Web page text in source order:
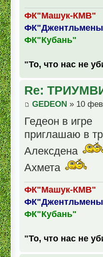
ФК"Машук-КМВ"
ФК"Джентльмены
ФК"Кубань"
"То, что нас не
Re:
GEDEON » 10
Гедеон в игре
приглашаю в
Алексдена
Ахмета
ФК"Машук-КМВ"
ФК"Джентльмены
ФК"Кубань"
"То, что нас не